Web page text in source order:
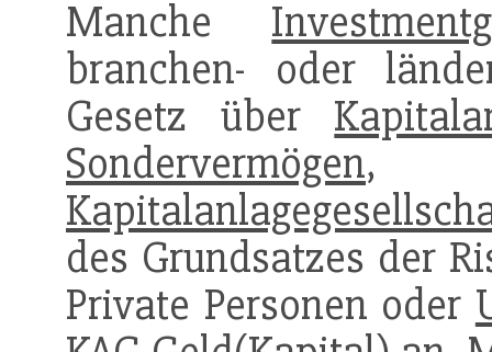
Manche
branchen- oder
Gesetz über
Sondervermögen,
des Grundsatzes der
Private Personen oder